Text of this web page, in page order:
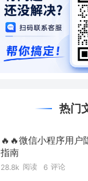
热门
🔥🔥微信小程序用户
指南
28.8k 阅读 6 评论